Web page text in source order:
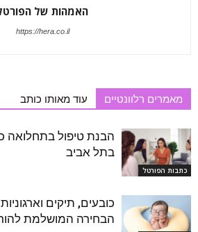
האמהות של
https://hera.co.il
מאמרים רלוונטיים עוד מאותו כותב
כתבות הפורטל
הבנת טיפול בתחלואה
בתל אביב
כובעים, תיקים
הבחירה המושלמת